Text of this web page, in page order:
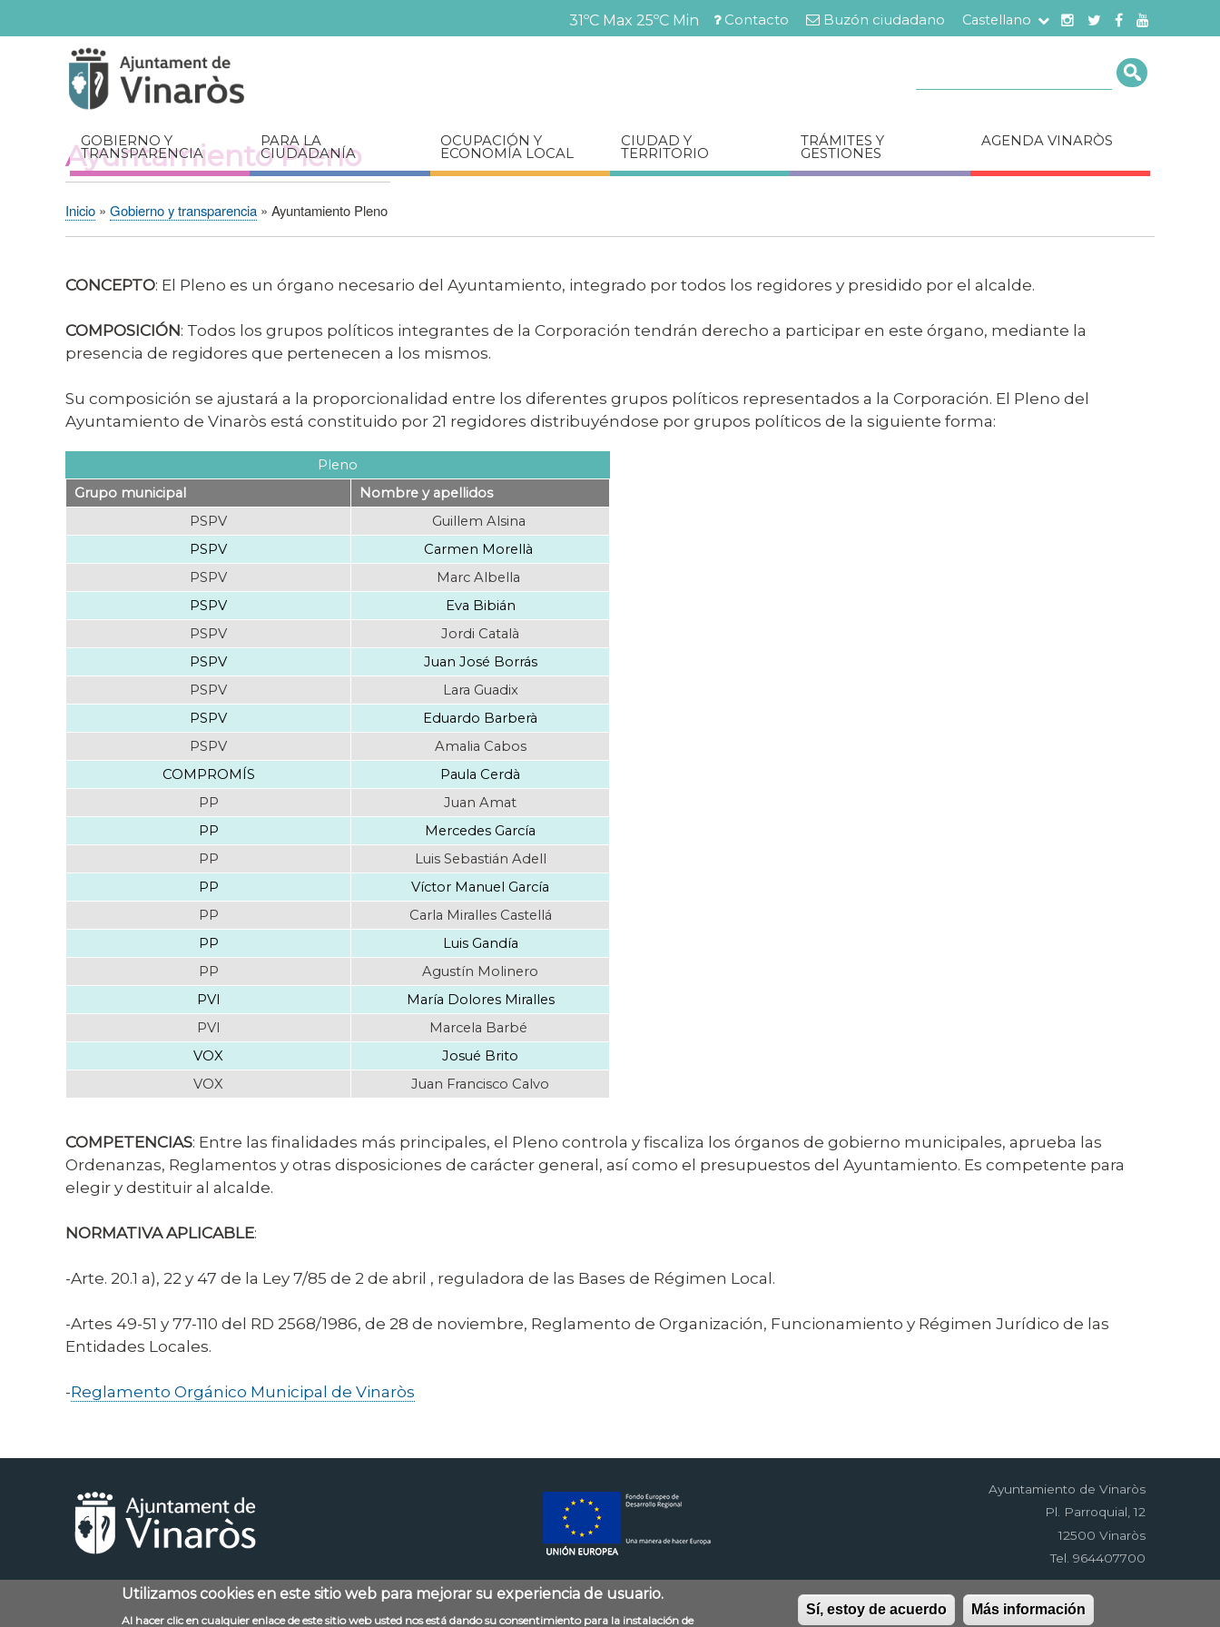
Pasar
al
relacionados
Menú
Contacto Buzón ciudadano Castellano
31ºC Max 25ºC Min
GOBIERNO Y
TRANSPARENCIA
PARA LA
CIUDADANÍA
OCUPACIÓN Y
ECONOMÍA LOCAL
CIUDAD Y
TERRITORIO
TRÁMITES Y
GESTIONES
AGENDA VINARÒS
Ayuntamiento Pleno
Sobrescribir
ayuda
la
navegación
Inicio Gobierno y transparencia Ayuntamiento Pleno
CONCEPTO: El Pleno es un órgano necesario del Ayuntamiento, integrado por todos los regidores y presidido por el alcalde.
COMPOSICIÓN: Todos los grupos políticos integrantes de la Corporación tendrán derecho a participar en este órgano, mediante la
presencia de regidores que pertenecen a los mismos.
Su composición se ajustará a la proporcionalidad entre los diferentes grupos políticos representados a la Corporación. El Pleno del
Ayuntamiento de Vinaròs está constituido por 21 regidores distribuyéndose por grupos políticos de la siguiente forma:
Pleno
Grupo municipal
Nombre y apellidos
PSPV
Guillem Alsina
PSPV
Carmen Morellà
PSPV
Marc Albella
PSPV
Eva Bibián
PSPV
Jordi Català
PSPV
Juan José Borrás
PSPV
Lara Guadix
PSPV
Eduardo Barberà
PSPV
Amalia Cabos
COMPROMÍS
Paula Cerdà
PP
Juan Amat
PP
Mercedes García
PP
Luis Sebastián Adell
PP
Víctor Manuel García
PP
Carla Miralles Castellá
PP
Luis Gandía
PP
Agustín Molinero
PVI
María Dolores Miralles
PVI
Marcela Barbé
VOX
Josué Brito
VOX
Juan Francisco Calvo
COMPETENCIAS: Entre las finalidades más principales, el Pleno controla y fiscaliza los órganos de gobierno municipales, aprueba las
Ordenanzas, Reglamentos y otras disposiciones de carácter general, así como el presupuestos del Ayuntamiento. Es competente para
elegir y destituir al alcalde.
NORMATIVA APLICABLE:
-Arte. 20.1 a), 22 y 47 de la Ley 7/85 de 2 de abril , reguladora de las Bases de Régimen Local.
-Artes 49-51 y 77-110 del RD 2568/1986, de 28 de noviembre, Reglamento de Organización, Funcionamiento y Régimen Jurídico de las
Entidades Locales.
-Reglamento Orgánico Municipal de Vinaròs
Ayuntamiento de Vinaròs
Pl. Parroquial, 12
12500 Vinaròs
Tel. 964407700
Contacto Aviso legal Mapa web Accessibilitat Política de privacidad RSS EDUSI
Utilizamos cookies en este sitio web para mejorar su experiencia de usuario.
Al hacer clic en cualquier enlace de este sitio web usted nos está dando su consentimiento para la instalación de
Sí, estoy de acuerdo Más información